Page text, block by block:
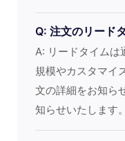
Q: 注文のリード
A: リードタイムは
規模やカスタマイ
文の詳細をお知ら
知らせいたします。